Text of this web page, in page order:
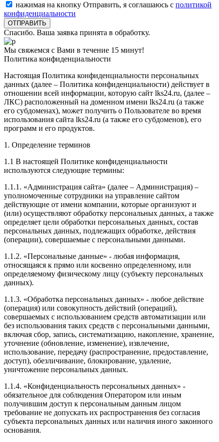
нажимая на кнопку Отправить, я соглашаюсь с политикой
конфиденциальности
Спасибо. Ваша заявка принята в обработку.
Мы свяжемся с Вами в течение 15 минут!
Политика конфиденциальности
Настоящая Политика конфиденциальности персональных
данных (далее – Политика конфиденциальности) действует в
отношении всей информации, которую сайт lks24.ru, (далее –
ЛКС) расположенный на доменном имени lks24.ru (а также
его субдоменах), может получить о Пользователе во время
использования сайта lks24.ru (а также его субдоменов), его
программ и его продуктов.
1. Определение терминов
1.1 В настоящей Политике конфиденциальности
используются следующие термины:
1.1.1. «Администрация сайта» (далее – Администрация) –
уполномоченные сотрудники на управление сайтом
действующие от имени компании, которые организуют и
(или) осуществляют обработку персональных данных, а также
определяет цели обработки персональных данных, состав
персональных данных, подлежащих обработке, действия
(операции), совершаемые с персональными данными.
1.1.2. «Персональные данные» - любая информация,
относящаяся к прямо или косвенно определенному, или
определяемому физическому лицу (субъекту персональных
данных).
1.1.3. «Обработка персональных данных» - любое действие
(операция) или совокупность действий (операций),
совершаемых с использованием средств автоматизации или
без использования таких средств с персональными данными,
включая сбор, запись, систематизацию, накопление, хранение,
уточнение (обновление, изменение), извлечение,
использование, передачу (распространение, предоставление,
доступ), обезличивание, блокирование, удаление,
уничтожение персональных данных.
1.1.4. «Конфиденциальность персональных данных» -
обязательное для соблюдения Оператором или иным
получившим доступ к персональным данным лицом
требование не допускать их распространения без согласия
субъекта персональных данных или наличия иного законного
основания.